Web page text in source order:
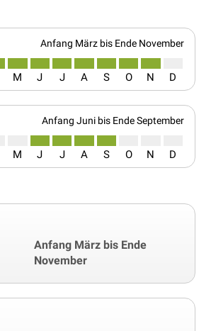
Anfang März bis Ende November
M J J A S O N D
Anfang Juni bis Ende September
M J J A S O N D
Anfang März bis Ende
November